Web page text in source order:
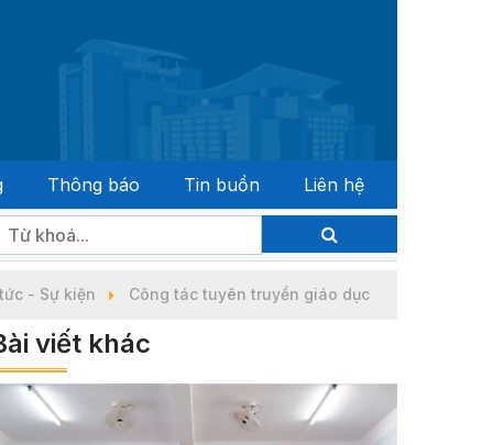
Thông báo Tin buồn Liên hệ
Quốc hội khóa XVI và đại biểu Hội đồng nhân dân các
- Sự kiện Công tác tuyên truyền giáo dục
viết khác